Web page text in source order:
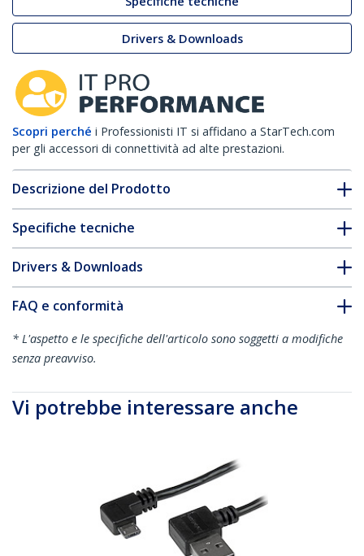
Drivers & Downloads
Scopri perché i Professionisti IT si affidano a StarTech.com
per gli accessori di connettività ad alte prestazioni.
Descrizione del Prodotto
Specifiche tecniche
Drivers & Downloads
FAQ e conformità
* L'aspetto e le specifiche dell'articolo sono soggetti a modifiche
senza preavviso.
Vi potrebbe interessare anche